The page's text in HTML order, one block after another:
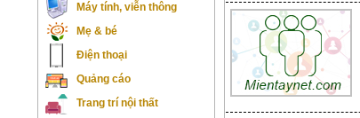
Máy tính, viễn thông
Mẹ & bé
Điện thoại
Quảng cáo
Trang trí nội thất